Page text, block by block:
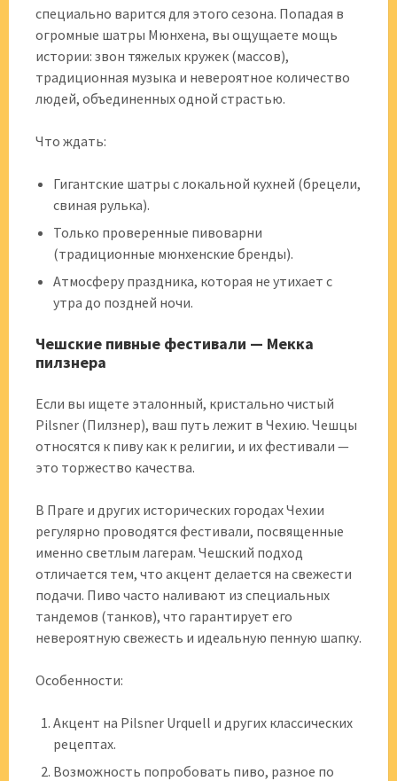
специально варится для этого сезона. Попадая в
огромные шатры Мюнхена, вы ощущаете мощь
истории: звон тяжелых кружек (массов),
традиционная музыка и невероятное количество
людей, объединенных одной страстью.
Что ждать:
Гигантские шатры с локальной кухней (брецели,
свиная рулька).
Только проверенные пивоварни
(традиционные мюнхенские бренды).
Атмосферу праздника, которая не утихает с
утра до поздней ночи.
Чешские пивные фестивали — Мекка
пилзнера
Если вы ищете эталонный, кристально чистый
Pilsner (Пилзнер), ваш путь лежит в Чехию. Чешцы
относятся к пиву как к религии, и их фестивали —
это торжество качества.
В Праге и других исторических городах Чехии
регулярно проводятся фестивали, посвященные
именно светлым лагерам. Чешский подход
отличается тем, что акцент делается на свежести
подачи. Пиво часто наливают из специальных
тандемов (танков), что гарантирует его
невероятную свежесть и идеальную пенную шапку.
Особенности:
Акцент на Pilsner Urquell и других классических
рецептах.
Возможность попробовать пиво, разное по